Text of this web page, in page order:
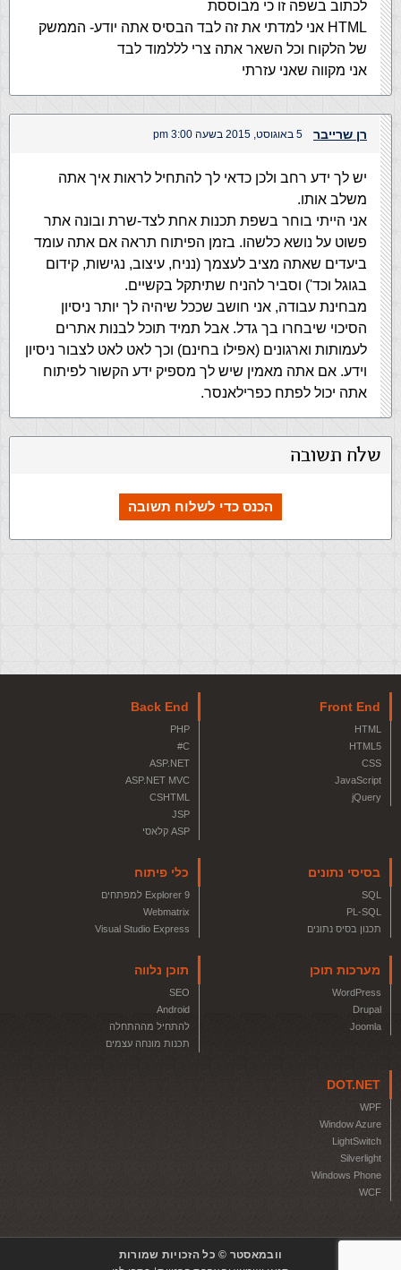
לכתוב בשפה זו כי מבוססת
HTML אני למדתי את זה לבד הבסיס אתה יודע- הממשק
של הלקוח וכל השאר אתה צרי לללמוד לבד
אני מקווה שאני עזרתי
רן שרייבר 5 באוגוסט, 2015 בשעה 3:00 pm
יש לך ידע רחב ולכן כדאי לך להתחיל לראות איך אתה
משלב אותו.
אני הייתי בוחר בשפת תכנות אחת לצד-שרת ובונה אתר
פשוט על נושא כלשהו. בזמן הפיתוח תראה אם אתה עומד
ביעדים שאתה מציב לעצמך (נניח, עיצוב, נגישות, קידום
בגוגל וכד') וסביר להניח שתיתקל בקשיים.
מבחינת עבודה, אני חושב שככל שיהיה לך יותר ניסיון
הסיכוי שיבחרו בך גדל. אבל תמיד תוכל לבנות אתרים
לעמותות וארגונים (אפילו בחינם) וכך לאט לאט לצבור ניסיון
וידע. אם אתה מאמין שיש לך מספיק ידע הקשור לפיתוח
אתה יכול לפתח כפרילאנסר.
שלח תשובה
הכנס כדי לשלוח תשובה
Front End
HTML
HTML5
CSS
JavaScript
jQuery
Back End
PHP
C#
ASP.NET
ASP.NET MVC
CSHTML
JSP
ASP קלאסי
בסיסי נתונים
SQL
PL-SQL
תכנון בסיס נתונים
כלי פיתוח
Explorer 9 למפתחים
Webmatrix
Visual Studio Express
מערכות תוכן
WordPress
Drupal
Joomla
תוכן נלווה
SEO
Android
להתחיל מההתחלה
תכנות מונחה עצמים
DOT.NET
WPF
Window Azure
LightSwitch
Silverlight
Windows Phone
WCF
וובמאסטר © כל הזכויות שמורות